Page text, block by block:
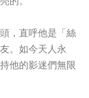
，直呼他是「絲
。如今天人永
他的影迷們無限